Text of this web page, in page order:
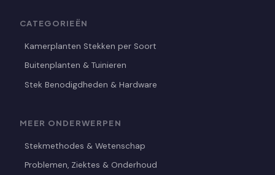
CATEGORIEËN
Kamerplanten Stekken per Soort
Buitenplanten & Tuinieren
Stek Benodigdheden & Hardware
MEER ONDERWERPEN
Stekmethodes & Wetenschap
Problemen, Ziektes & Onderhoud